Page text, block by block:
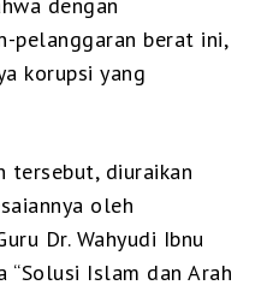
dengan
pelanggaran berat ini,
korupsi yang
tersebut, diuraikan
oleh
Dr. Wahyudi Ibnu
“Solusi Islam dan Arah